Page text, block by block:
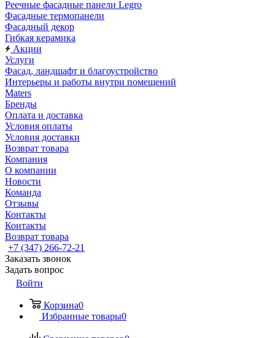
Реечные фасадные панели Legro
Фасадные термопанели
Фасадный декор
Гибкая керамика
Акции
Услуги
Фасад, ландшафт и благоустройство
Интерьеры и работы внутри помещений
Maters
Бренды
Оплата и доставка
Условия оплаты
Условия доставки
Возврат товара
Компания
О компании
Новости
Команда
Отзывы
Контакты
Контакты
Возврат товара
+7 (347) 266-72-21
Заказать звонок
Задать вопрос
Войти
Корзина0
Избранные товары0